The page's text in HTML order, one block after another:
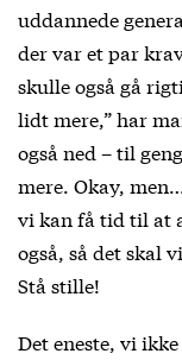
uddannede
der var et par
skulle også gå
lidt mere,” har
også ned – til
mere. Okay,
vi kan få tid til at
også, så det skal
Stå stille!
Det eneste, vi